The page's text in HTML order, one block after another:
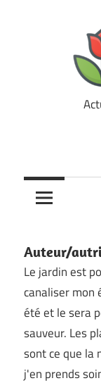
Tulipes
Auteur/
Le jardin est
canaliser mon
été et le sera
sauveur. Les
sont ce que la
j'en prends